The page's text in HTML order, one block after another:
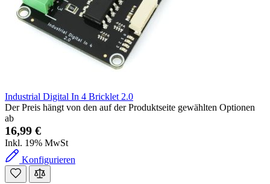
Industrial Digital In 4 Bricklet 2.0
Der Preis hängt von den auf der Produktseite gewählten Optionen
ab
16,99 €
Inkl. 19% MwSt
Konfigurieren